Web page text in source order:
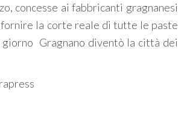
concesse ai fabbricanti gragnanesi
la corte reale di tutte le paste
giorno Gragnano diventò la città dei